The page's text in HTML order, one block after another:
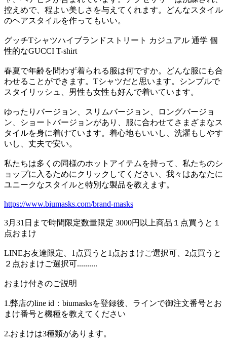
控えめで、程よい美しさを与えてくれます。どんなスタイル
のヘアスタイルを作ってもいい。
グッチTシャツハイブランドストリート カジュアル 通学 個
性的なGUCCI T-shirt
春夏で年齢を問わず着られる服は何ですか。どんな服にも合
わせることができます。Tシャツだと思います。シンプルで
スタイリッシュ、男性も女性も好んで着いています。
ゆったりバージョン、スリムバージョン、ロングバージョ
ン、ショートバージョンがあり、服に合わせてさまざまなス
タイルを身に着けています。着心地もいいし、洗濯もしやす
いし、丈夫で安い。
私たちは多くの同様のホットアイテムを持って、私たちのシ
ョップに入るためにクリックしてください、我々はあなたに
ユニークなスタイルと特別な製品を教えます。
https://www.biumasks.com/brand-masks
3月31日まで時間限定数量限定 3000円以上商品１点買うと１
点おまけ
LINEお友達限定、1点買うと1点おまけご選択可、2点買うと
２点おまけご選択可..........
おまけ付きのご説明
1.弊店のline id：biumasksを登録後、ラインで御注文番号とお
まけ番号と機種を教えてください
2.おまけは3種類があります。